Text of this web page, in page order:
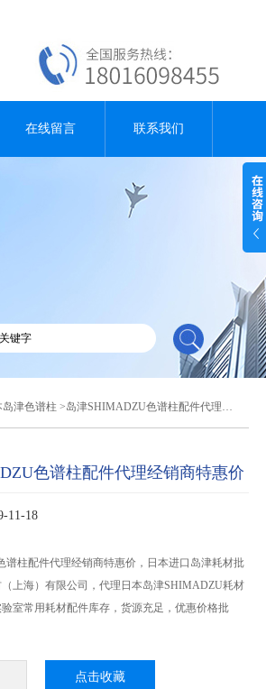
在线留言 联系我们
岛津色谱柱 >岛津SHIMADZU色谱柱配件代理经销商特惠价
色谱柱配件代理经销商特惠价
11-18
谱柱配件代理经销商特惠价，日本进口岛津耗材批
上海）有限公司，代理日本岛津SHIMADZU耗材
室常用耗材配件库存，货源充足，优惠价格批
点击收藏